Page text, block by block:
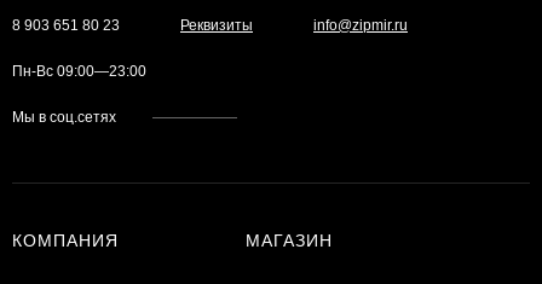
8 903 651 80 23 Реквизиты info@zipmir.ru
Пн-Вс 09:00—23:00
Мы в соц.сетях
КОМПАНИЯ МАГАЗИН